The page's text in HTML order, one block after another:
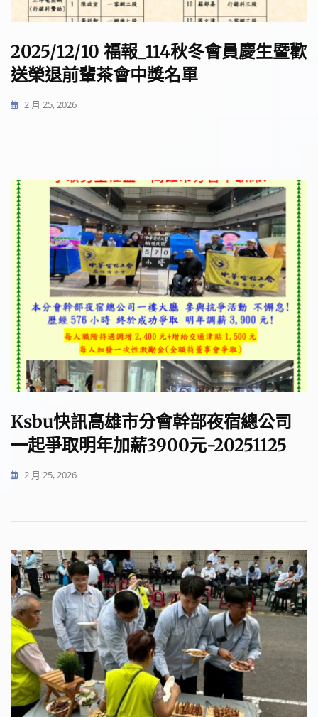
2025/12/10 福報_114秋冬會員慶生暨歡
送榮退前輩茶會中獎名單
2 月 25, 2026
Ksbu快訊高雄市分會幹部夜宿總公司
一起爭取明年加薪3900元-20251125
2 月 25, 2026